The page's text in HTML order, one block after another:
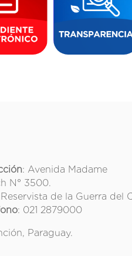
: Avenida Madame
N° 3500.
de la Guerra del
: 021 2879000
Paraguay.